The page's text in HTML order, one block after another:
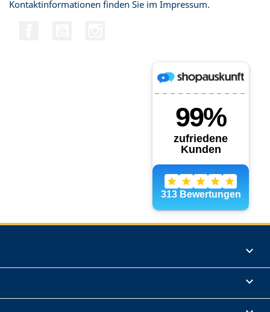
Kontaktinformationen finden Sie im Impressum.

